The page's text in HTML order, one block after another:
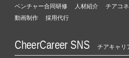
ベンチャー合同研修
人材紹介 チアコ
動画制作
採用代行
CheerCareer SNS チアキャリ